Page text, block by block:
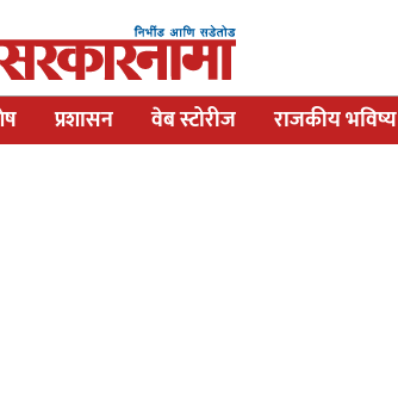
प्रशासन वेब स्टोरीज राजकीय भविष्य